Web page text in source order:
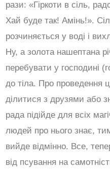
рази: «Гіркоти в сіль,
Хай буде так! Амінь!».
розчиняється у воді і
Ну, а золота нашептана
перебувати у господині
до тіла. Про проведення
ділитися з друзями або
рада підійде для всіх
людей про нього знає,
вийде відмінно. Все,
від псування на